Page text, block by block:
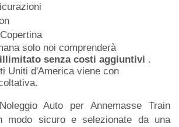
solo noi comprenderà
senza costi aggiuntivi .
Uniti d'America viene con
Auto per Annemasse Train
modo sicuro e selezionate da una